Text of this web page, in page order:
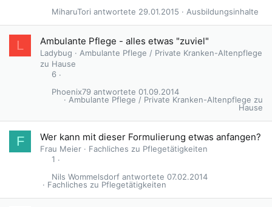
Ausbildungsinhalte
29.01.2015
MiharuTori
L Ambulante Pflege - alles etwas "zuviel"
Ladybug
Ambulante Pflege / Private Kranken-Altenpflege
zu Hause
6
Ambulante Pflege / Private Kranken-Altenpflege zu
Hause
01.09.2014
Phoenix79
F Wer kann mit dieser Formulierung etwas anfangen?
Frau Meier
Fachliches zu Pflegetätigkeiten
1
Fachliches zu Pflegetätigkeiten
07.02.2014
Nils Wommelsdorf